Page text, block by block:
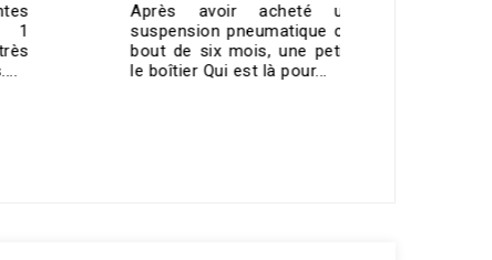
Après avoir acheté un kit de
suspension pneumatique chez eux, au
bout de six mois, une petite fuite sur
le boîtier Qui est là pour...